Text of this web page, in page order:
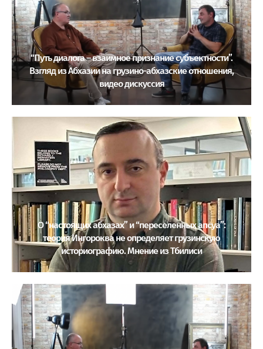
“Путь диалога – взаимное признание субъектности”.
Взгляд из Абхазии на грузино-абхазские отношения,
видео дискуссия
О “настоящих абхазах” и “переселенных апсуа”:
теория Ингороква не определяет грузинскую
историографию. Мнение из Тбилиси